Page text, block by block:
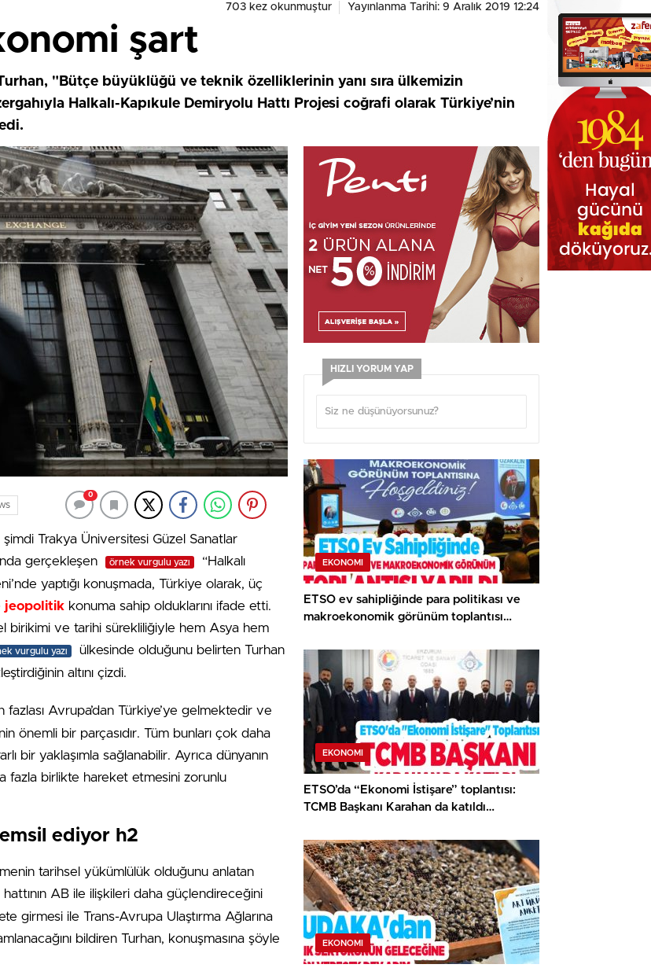
703 kez okunmuştur Yayınlanma Tarihi: 9 Aralık 2019 12:24
şart
"Bütçe büyüklüğü ve teknik özelliklerinin yanı sıra ülkemizin
Halkalı-Kapıkule Demiryolu Hattı Projesi coğrafi olarak Türkiye’nin
0
Trakya Üniversitesi Güzel Sanatlar
gerçekleşen
örnek vurgulu yazı
“Halkalı
yaptığı konuşmada, Türkiye olarak, üç
jeopolitik konuma sahip olduklarını ifade etti.
birikimi ve tarihi sürekliliğiyle hem Asya hem
vurgulu yazı
ülkesinde olduğunu belirten Turhan
altını çizdi.
fazlası Avrupa’dan Türkiye’ye gelmektedir ve
önemli bir parçasıdır. Tüm bunları çok daha
bir yaklaşımla sağlanabilir. Ayrıca dünyanın
fazla birlikte hareket etmesini zorunlu
ediyor h2
tarihsel yükümlülük olduğunu anlatan
AB ile ilişkileri daha güçlendireceğini
girmesi ile Trans-Avrupa Ulaştırma Ağlarına
bildiren Turhan, konuşmasına şöyle
HIZLI YORUM YAP
EKONOMI
ETSO ev sahipliğinde para politikası ve
makroekonomik görünüm toplantısı
EKONOMI
ETSO’da “Ekonomi İstişare” toplantısı:
TCMB Başkanı Karahan da katıldı…
EKONOMI